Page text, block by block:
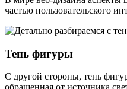
частью пользовательского
Тень фигуры
С другой стороны, тень